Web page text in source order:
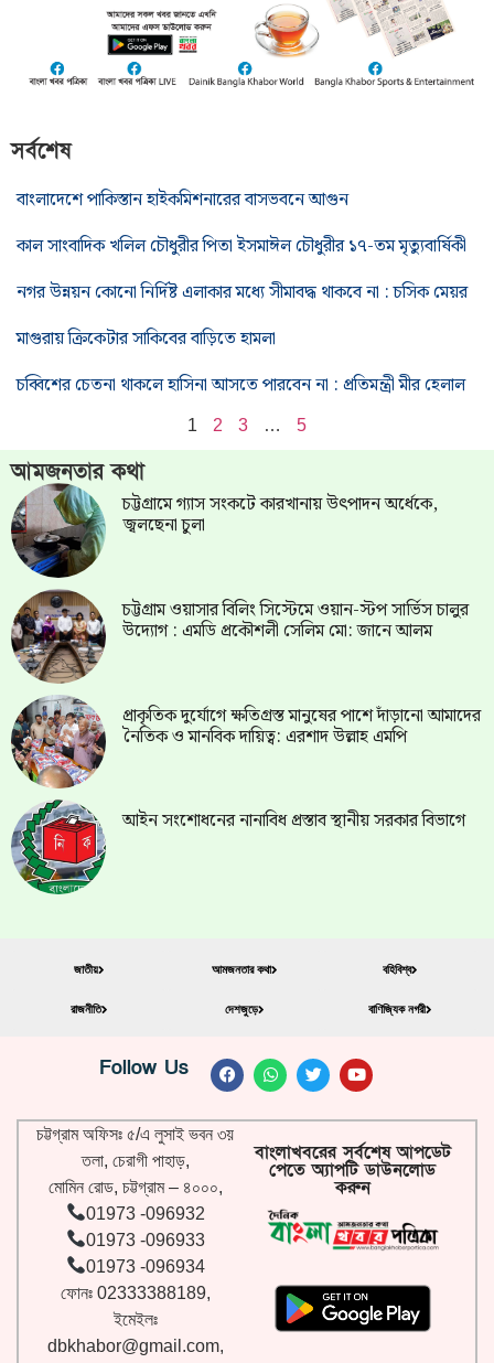
সর্বশেষ
বাংলাদেশে পাকিস্তান হাইকমিশনারের বাসভবনে আগুন
কাল সাংবাদিক খলিল চৌধুরীর পিতা ইসমাঈল চৌধুরীর ১৭-তম মৃত্যুবার্ষিকী
নগর উন্নয়ন কোনো নির্দিষ্ট এলাকার মধ্যে সীমাবদ্ধ থাকবে না : চসিক মেয়র
মাগুরায় ক্রিকেটার সাকিবের বাড়িতে হামলা
চব্বিশের চেতনা থাকলে হাসিনা আসতে পারবেন না : প্রতিমন্ত্রী মীর হেলাল
1 2 3 … 5
আমজনতার কথা
চট্টগ্রামে গ্যাস সংকটে কারখানায় উৎপাদন অর্ধেকে,
জ্বলছেনা চুলা
চট্টগ্রাম ওয়াসার বিলিং সিস্টেমে ওয়ান-স্টপ সার্ভিস চালুর
উদ্যোগ : এমডি প্রকৌশলী সেলিম মো: জানে আলম
প্রাকৃতিক দুর্যোগে ক্ষতিগ্রস্ত মানুষের পাশে দাঁড়ানো আমাদের
নৈতিক ও মানবিক দায়িত্ব: এরশাদ উল্লাহ এমপি
আইন সংশোধনের নানাবিধ প্রস্তাব স্থানীয় সরকার বিভাগে
জাতীয়
রাজনীতি
আমজনতার কথা
দেশজুড়ে
বহিবিশ্ব
বাণিজ্যিক নগরী
Follow Us
চট্টগ্রাম অফিসঃ ৫/এ লুসাই ভবন ৩য়
তলা, চেরাগী পাহাড়,
মোমিন রোড, চট্টগ্রাম – ৪০০০,
01973 -096932
01973 -096933
01973 -096934
ফোনঃ 02333388189,
ইমেইলঃ
dbkhabor@gmail.com,
বাংলাখবরের সর্বশেষ আপডেট
পেতে অ্যাপটি ডাউনলোড
করুন